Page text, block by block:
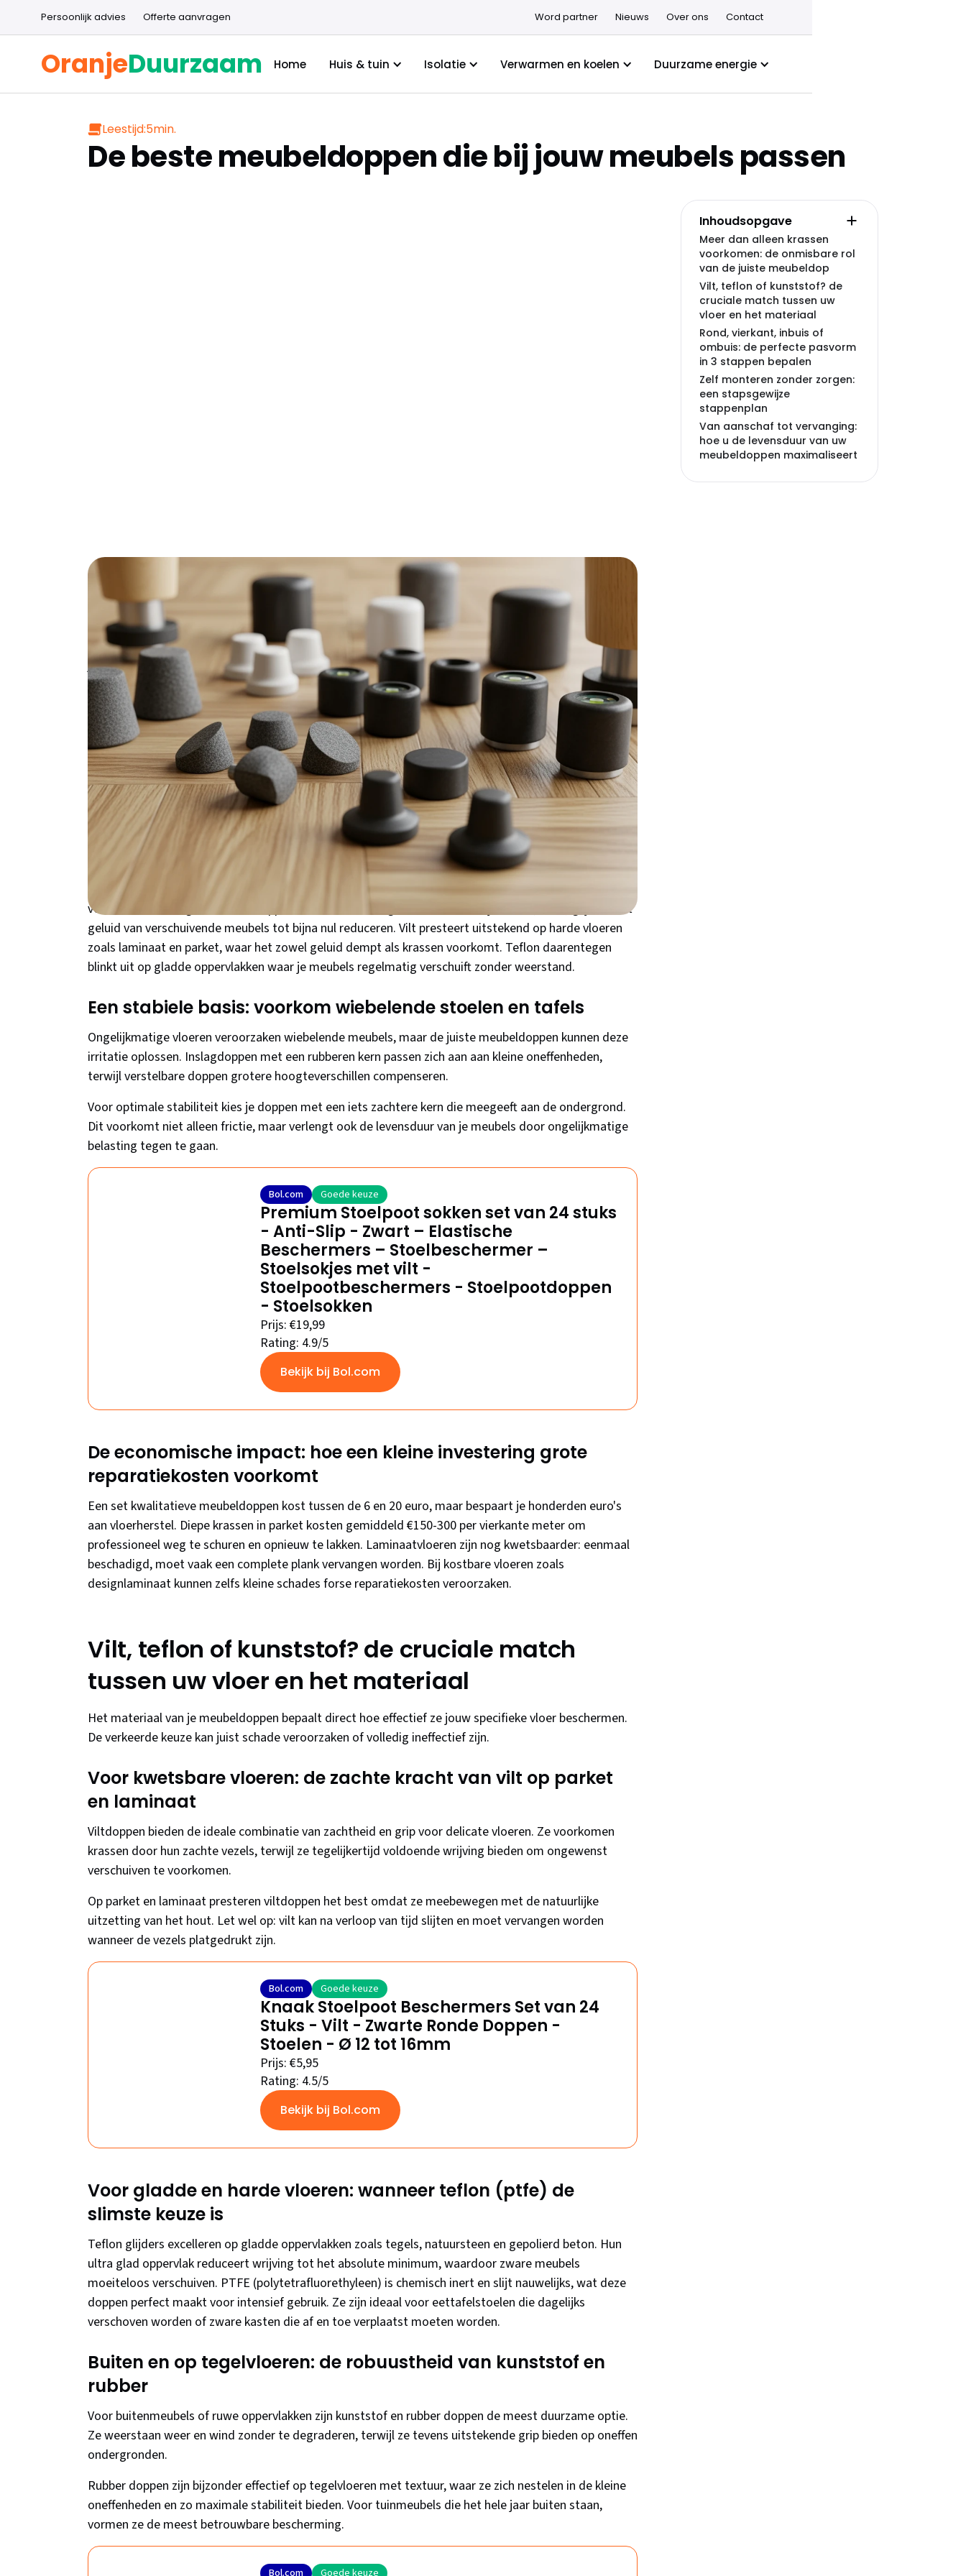
Persoonlijk advies Offerte aanvragen Word partner Nieuws Over ons Contact
OranjeDuurzaam Home Huis & tuin Isolatie Verwarmen en koelen Duurzame energie
Leestijd:5min.
De beste meubeldoppen die bij jouw meubels passen
Krassen op je parket, schrapende geluiden bij elke stoel die verschuift, en tafels die almaar wankelen.
Meubeldoppen lijken misschien een klein detail, maar de juiste keuze kan het verschil maken tussen
een beschermde vloer en kostbare reparaties. In deze blog ontdek je precies welke meubeldoppen
jouw specifieke situatie verbeteren en hoe je ze correct installeert.
Meer dan alleen krassen voorkomen: de
onmisbare rol van de juiste meubeldop
Meubeldoppen doen véél meer dan alleen je vloer beschermen tegen krassen. Ze vormen de stille
helden van je interieur die comfort, stabiliteit en stilte brengen waar je het het minst verwacht.
De stille revolutie: hoe vilt en teflon geluidsoverlast dempen
Het schrapen van stoelpoten over je vloer veroorzaakt niet alleen irritatie, maar ook geluidsoverlast
voor buren en huisgenoten. Viltdoppen absorberen trillingen effectief, terwijl teflon (PTFE) glijders het
geluid van verschuivende meubels tot bijna nul reduceren. Vilt presteert uitstekend op harde vloeren
zoals laminaat en parket, waar het zowel geluid dempt als krassen voorkomt. Teflon daarentegen
blinkt uit op gladde oppervlakken waar je meubels regelmatig verschuift zonder weerstand.
Een stabiele basis: voorkom wiebelende stoelen en tafels
Ongelijkmatige vloeren veroorzaken wiebelende meubels, maar de juiste meubeldoppen kunnen deze
irritatie oplossen. Inslagdoppen met een rubberen kern passen zich aan aan kleine oneffenheden,
terwijl verstelbare doppen grotere hoogteverschillen compenseren.
Voor optimale stabiliteit kies je doppen met een iets zachtere kern die meegeeft aan de ondergrond.
Dit voorkomt niet alleen frictie, maar verlengt ook de levensduur van je meubels door ongelijkmatige
belasting tegen te gaan.
Bol.com Goede keuze
Premium Stoelpoot sokken set van 24 stuks
- Anti-Slip - Zwart – Elastische
Beschermers – Stoelbeschermer –
Stoelsokjes met vilt -
Stoelpootbeschermers - Stoelpootdoppen
- Stoelsokken
Prijs: €19,99
Rating: 4.9/5
Bekijk bij Bol.com
De economische impact: hoe een kleine investering grote
reparatiekosten voorkomt
Een set kwalitatieve meubeldoppen kost tussen de 6 en 20 euro, maar bespaart je honderden euro's
aan vloerherstel. Diepe krassen in parket kosten gemiddeld €150-300 per vierkante meter om
professioneel weg te schuren en opnieuw te lakken. Laminaatvloeren zijn nog kwetsbaarder: eenmaal
beschadigd, moet vaak een complete plank vervangen worden. Bij kostbare vloeren zoals
designlaminaat kunnen zelfs kleine schades forse reparatiekosten veroorzaken.
Vilt, teflon of kunststof? de cruciale match
tussen uw vloer en het materiaal
Het materiaal van je meubeldoppen bepaalt direct hoe effectief ze jouw specifieke vloer beschermen.
De verkeerde keuze kan juist schade veroorzaken of volledig ineffectief zijn.
Voor kwetsbare vloeren: de zachte kracht van vilt op parket
en laminaat
Viltdoppen bieden de ideale combinatie van zachtheid en grip voor delicate vloeren. Ze voorkomen
krassen door hun zachte vezels, terwijl ze tegelijkertijd voldoende wrijving bieden om ongewenst
verschuiven te voorkomen.
Op parket en laminaat presteren viltdoppen het best omdat ze meebewegen met de natuurlijke
uitzetting van het hout. Let wel op: vilt kan na verloop van tijd slijten en moet vervangen worden
wanneer de vezels platgedrukt zijn.
Bol.com Goede keuze
Knaak Stoelpoot Beschermers Set van 24
Stuks - Vilt - Zwarte Ronde Doppen -
Stoelen - Ø 12 tot 16mm
Prijs: €5,95
Rating: 4.5/5
Bekijk bij Bol.com
Voor gladde en harde vloeren: wanneer teflon (ptfe) de
slimste keuze is
Teflon glijders excelleren op gladde oppervlakken zoals tegels, natuursteen en gepolierd beton. Hun
ultra glad oppervlak reduceert wrijving tot het absolute minimum, waardoor zware meubels
moeiteloos verschuiven. PTFE (polytetrafluorethyleen) is chemisch inert en slijt nauwelijks, wat deze
doppen perfect maakt voor intensief gebruik. Ze zijn ideaal voor eettafelstoelen die dagelijks
verschoven worden of zware kasten die af en toe verplaatst moeten worden.
Buiten en op tegelvloeren: de robuustheid van kunststof en
rubber
Voor buitenmeubels of ruwe oppervlakken zijn kunststof en rubber doppen de meest duurzame optie.
Ze weerstaan weer en wind zonder te degraderen, terwijl ze tevens uitstekende grip bieden op oneffen
ondergronden.
Rubber doppen zijn bijzonder effectief op tegelvloeren met textuur, waar ze zich nestelen in de kleine
oneffenheden en zo maximale stabiliteit bieden. Voor tuinmeubels die het hele jaar buiten staan,
vormen ze de meest betrouwbare bescherming.
Inhoudsopgave
Meer dan alleen krassen
voorkomen: de onmisbare rol
van de juiste meubeldop
Vilt, teflon of kunststof? de
cruciale match tussen uw
vloer en het materiaal
Rond, vierkant, inbuis of
ombuis: de perfecte pasvorm
in 3 stappen bepalen
Zelf monteren zonder zorgen:
een stapsgewijze
stappenplan
Van aanschaf tot vervanging:
hoe u de levensduur van uw
meubeldoppen maximaliseert